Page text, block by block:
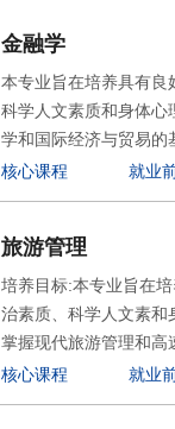
高素质应用型人才。
金融学
本专业旨在培养具有良
科学人文素质和身体心
学和国际经济与贸易的
识，开展国际经济与贸
处理日常国际贸易事务
贸部门，能胜任外经贸
务、进出口贸易与网络
应用型人才
核心课程 就业
旅游管理
培养目标:本专业旨在
治素质、科学人文素和
掌握现代旅游管理和高
论、基本知识和基本技
核心课程 就业